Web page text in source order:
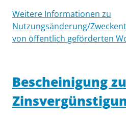
Weitere Informationen zu
Nutzungsänderung/
von öffentlich geförderten
Bescheinigung